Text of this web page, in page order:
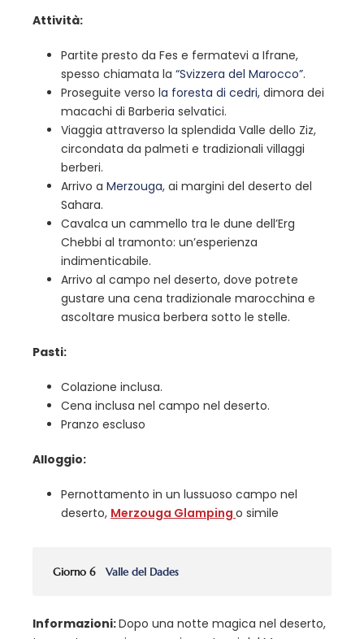
Attività:
Partite presto da Fes e fermatevi a Ifrane,
spesso chiamata la “Svizzera del Marocco”.
Proseguite verso la foresta di cedri, dimora dei
macachi di Barberia selvatici.
Viaggia attraverso la splendida Valle dello Ziz,
circondata da palmeti e tradizionali villaggi
berberi.
Arrivo a Merzouga, ai margini del deserto del
Sahara.
Cavalca un cammello tra le dune dell’Erg
Chebbi al tramonto: un’esperienza
indimenticabile.
Arrivo al campo nel deserto, dove potrete
gustare una cena tradizionale marocchina e
ascoltare musica berbera sotto le stelle.
Pasti:
Colazione inclusa.
Cena inclusa nel campo nel deserto.
Pranzo escluso
Alloggio:
Pernottamento in un lussuoso campo nel
deserto, Merzouga Glamping o simile
Giorno 6 Valle del Dades
Informazioni:Dopo una notte magica nel deserto,